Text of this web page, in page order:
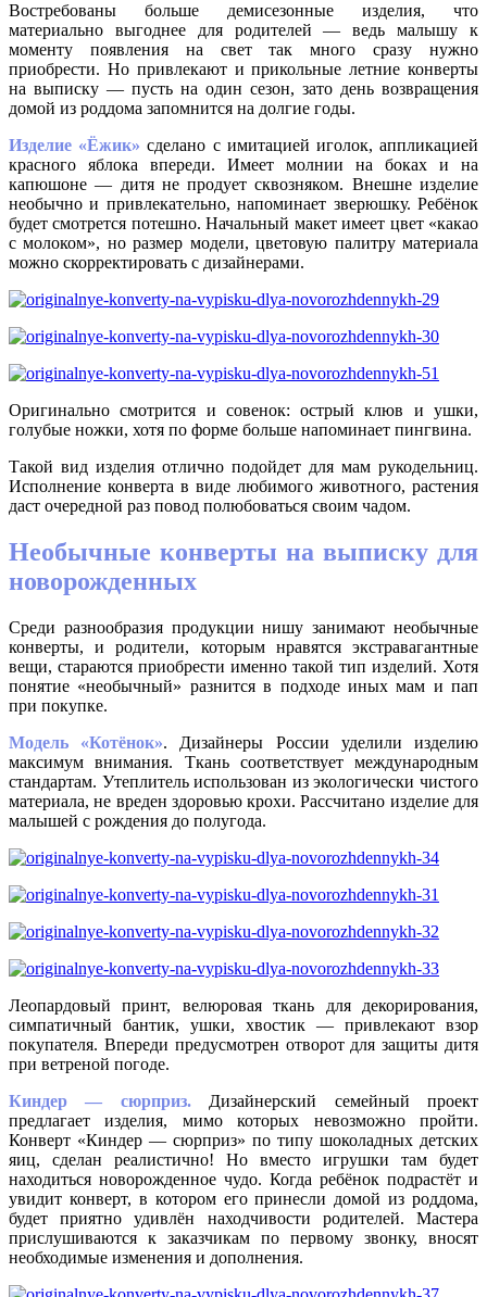
Востребованы больше демисезонные изделия, что
материально выгоднее для родителей — ведь малышу к
моменту появления на свет так много сразу нужно
приобрести. Но привлекают и прикольные летние конверты
на выписку — пусть на один сезон, зато день возвращения
домой из роддома запомнится на долгие годы.
Изделие «Ёжик» сделано с имитацией иголок, аппликацией
красного яблока впереди. Имеет молнии на боках и на
капюшоне — дитя не продует сквозняком. Внешне изделие
необычно и привлекательно, напоминает зверюшку. Ребёнок
будет смотрется потешно. Начальный макет имеет цвет «какао
с молоком», но размер модели, цветовую палитру материала
можно скорректировать с дизайнерами.
Оригинально смотрится и совенок: острый клюв и ушки,
голубые ножки, хотя по форме больше напоминает пингвина.
Такой вид изделия отлично подойдет для мам рукодельниц.
Исполнение конверта в виде любимого животного, растения
даст очередной раз повод полюбоваться своим чадом.
Необычные конверты на выписку для
новорожденных
Среди разнообразия продукции нишу занимают необычные
конверты, и родители, которым нравятся экстравагантные
вещи, стараются приобрести именно такой тип изделий. Хотя
понятие «необычный» разнится в подходе иных мам и пап
при покупке.
Модель «Котёнок». Дизайнеры России уделили изделию
максимум внимания. Ткань соответствует международным
стандартам. Утеплитель использован из экологически чистого
материала, не вреден здоровью крохи. Рассчитано изделие для
малышей с рождения до полугода.
Леопардовый принт, велюровая ткань для декорирования,
симпатичный бантик, ушки, хвостик — привлекают взор
покупателя. Впереди предусмотрен отворот для защиты дитя
при ветреной погоде.
Киндер — сюрприз.Дизайнерский семейный проект
предлагает изделия, мимо которых невозможно пройти.
Конверт «Киндер — сюрприз» по типу шоколадных детских
яиц, сделан реалистично! Но вместо игрушки там будет
находиться новорожденное чудо. Когда ребёнок подрастёт и
увидит конверт, в котором его принесли домой из роддома,
будет приятно удивлён находчивости родителей. Мастера
прислушиваются к заказчикам по первому звонку, вносят
необходимые изменения и дополнения.